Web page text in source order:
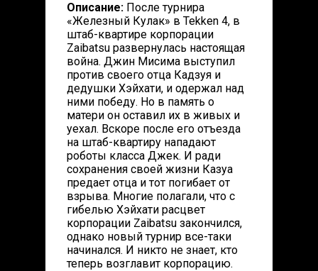
Описание: После турнира
«Железный Кулак» в Tekken 4, в
штаб-квартире корпорации
Zaibatsu развернулась настоящая
война. Джин Мисима выступил
против своего отца Кадзуя и
дедушки Хэйхати, и одержал над
ними победу. Но в память о
матери он оставил их в живых и
уехал. Вскоре после его отъезда
на штаб-квартиру нападают
роботы класса Джек. И ради
сохранения своей жизни Казуа
предает отца и тот погибает от
взрыва. Многие полагали, что с
гибелью Хэйхати расцвет
корпорации Zaibatsu закончился,
однако новый турнир все-таки
начинался. И никто не знает, кто
теперь возглавит корпорацию.